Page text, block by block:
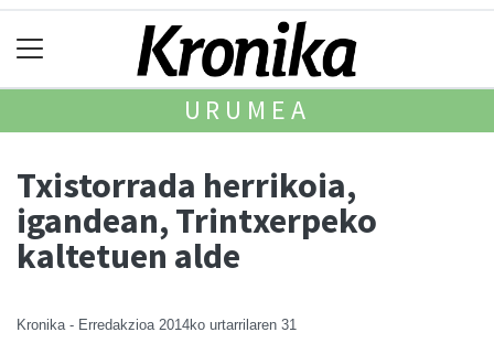
URUMEA
Txistorrada herrikoia,
igandean, Trintxerpeko
kaltetuen alde
Kronika - Erredakzioa 2014ko urtarrilaren 31